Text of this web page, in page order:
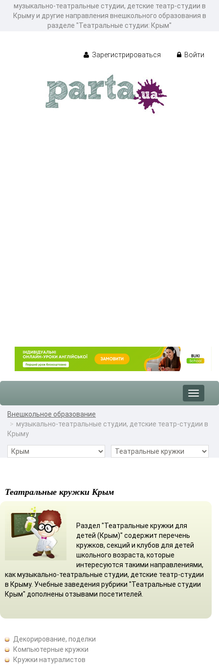
музыкально-театральные студии, детские театр-студии в
Крыму и другие направления внешкольного образования в
разделе "Театральные студии: Крым"
Зарегистрироваться Войти
Toggle
Внешкольное образование
музыкально-театральные студии, детские театр-студии в
Крыму
Театральные кружки Крым
Раздел "Театральные кружки для
детей (Крым)" содержит перечень
кружков, секций и клубов для детей
школьного возраста, которые
интересуются такими направлениями,
как музыкально-театральные студии, детские театр-студии
в Крыму. Учебные заведения рубрики "Театральные студии
Крым" дополнены отзывами посетителей.
Декорирование, поделки
Компьютерные кружки
Кружки натуралистов